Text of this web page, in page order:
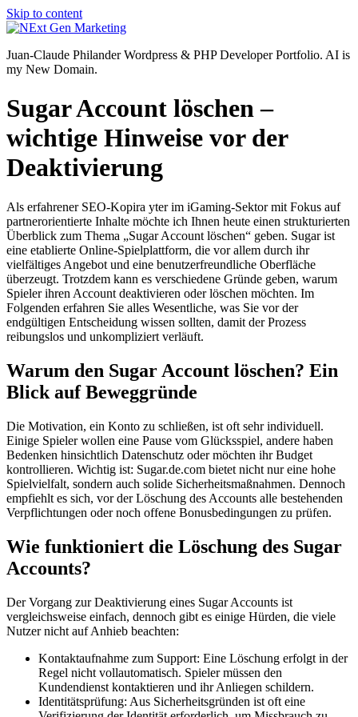
Skip to content
Juan-Claude Philander Wordpress & PHP Developer Portfolio. AI is
my New Domain.
Sugar Account löschen –
wichtige Hinweise vor der
Deaktivierung
Als erfahrener SEO-Kopira yter im iGaming-Sektor mit Fokus auf
partnerorientierte Inhalte möchte ich Ihnen heute einen strukturierten
Überblick zum Thema „Sugar Account löschen“ geben. Sugar ist
eine etablierte Online-Spielplattform, die vor allem durch ihr
vielfältiges Angebot und eine benutzerfreundliche Oberfläche
überzeugt. Trotzdem kann es verschiedene Gründe geben, warum
Spieler ihren Account deaktivieren oder löschen möchten. Im
Folgenden erfahren Sie alles Wesentliche, was Sie vor der
endgültigen Entscheidung wissen sollten, damit der Prozess
reibungslos und unkompliziert verläuft.
Warum den Sugar Account löschen? Ein
Blick auf Beweggründe
Die Motivation, ein Konto zu schließen, ist oft sehr individuell.
Einige Spieler wollen eine Pause vom Glücksspiel, andere haben
Bedenken hinsichtlich Datenschutz oder möchten ihr Budget
kontrollieren. Wichtig ist: Sugar.de.com bietet nicht nur eine hohe
Spielvielfalt, sondern auch solide Sicherheitsmaßnahmen. Dennoch
empfiehlt es sich, vor der Löschung des Accounts alle bestehenden
Verpflichtungen oder noch offene Bonusbedingungen zu prüfen.
Wie funktioniert die Löschung des Sugar
Accounts?
Der Vorgang zur Deaktivierung eines Sugar Accounts ist
vergleichsweise einfach, dennoch gibt es einige Hürden, die viele
Nutzer nicht auf Anhieb beachten:
Kontaktaufnahme zum Support: Eine Löschung erfolgt in der
Regel nicht vollautomatisch. Spieler müssen den
Kundendienst kontaktieren und ihr Anliegen schildern.
Identitätsprüfung: Aus Sicherheitsgründen ist oft eine